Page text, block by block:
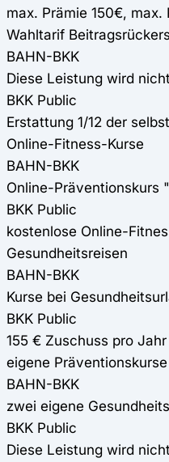
max. Prämie 150€, max.
Wahltarif
BAHN-BKK
Diese Leistung wird
BKK Public
Erstattung 1/12 der
Online-Fitness-Kurse
BAHN-BKK
Online-Präventionskurs
BKK Public
kostenlose Online-
Gesundheitsreisen
BAHN-BKK
Kurse bei
BKK Public
155 € Zuschuss pro Jahr
eigene Präventionskurse
BAHN-BKK
zwei eigene
BKK Public
Diese Leistung wird